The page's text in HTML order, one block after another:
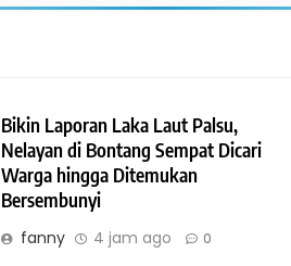
Bikin Laporan Laka Laut Palsu,
Nelayan di Bontang Sempat Dicari
Warga hingga Ditemukan
Bersembunyi
fanny 4 jam ago 0